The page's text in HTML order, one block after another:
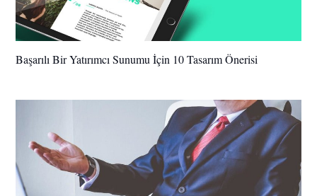
Başarılı Bir Yatırımcı Sunumu İçin 10 Tasarım Önerisi